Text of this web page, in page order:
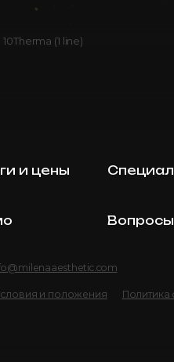
10Therma (1 line)
и цены
Вопросы
и положения Политика